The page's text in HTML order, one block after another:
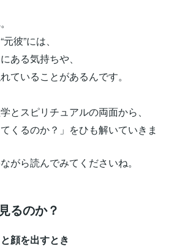
彼”には、
ある気持ちや、
ていることがあるんです。
とスピリチュアルの両面から、
くるのか？」をひも解いていきま
がら読んでみてくださいね。
るのか？
顔を出すとき